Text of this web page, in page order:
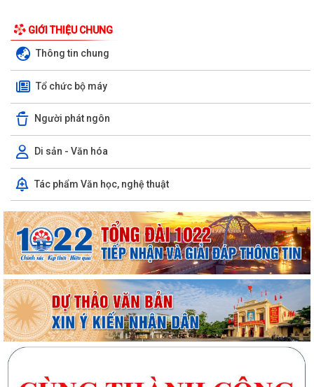
GIỚI THIỆU CHUNG
Thông tin chung
Tổ chức bộ máy
Người phát ngôn
Di sản - Văn hóa
Tác phẩm Văn học, nghệ thuật